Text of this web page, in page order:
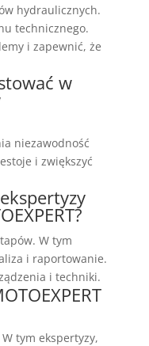
hydraulicznych.
technicznego.
i zapewnić, że
w
niezawodność
i zwiększyć
W tym
i raportowanie.
i techniki.
tym ekspertyzy,